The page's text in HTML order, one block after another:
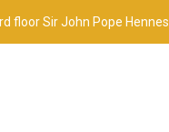
floor Sir John Pope